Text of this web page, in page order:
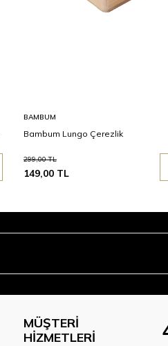
BAMBUM
Bambum Lungo Çerezlik
299,00TL
149,00 TL
MÜŞTERI
HIZMETLERI